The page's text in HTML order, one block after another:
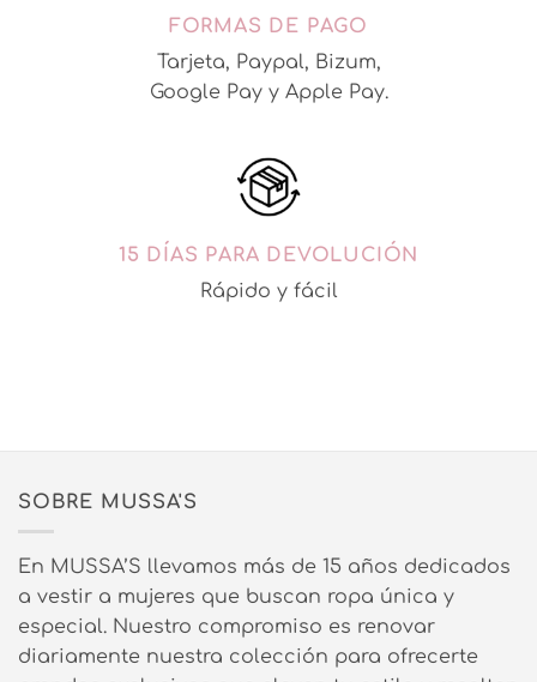
FORMAS DE PAGO
Tarjeta, Paypal, Bizum,
Google Pay y Apple Pay.
15 DÍAS PARA DEVOLUCIÓN
Rápido y fácil
SOBRE MUSSA'S
En MUSSA’S llevamos más de 15 años dedicados
a vestir a mujeres que buscan ropa única y
especial. Nuestro compromiso es renovar
diariamente nuestra colección para ofrecerte